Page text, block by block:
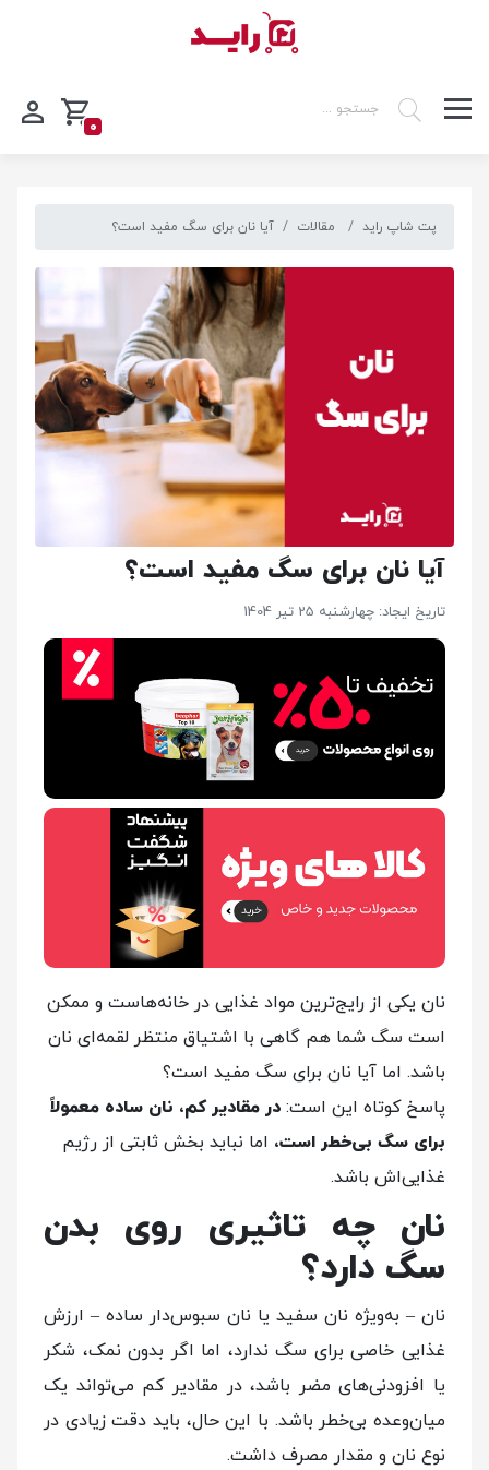
0
پت شاپ راید مقالات آیا نان برای سگ مفید است؟
آیا نان برای سگ مفید است؟
تاریخ ایجاد: چهارشنبه 25 تیر 1404
نان یکی از رایج‌ترین مواد غذایی در خانه‌هاست و ممکن
است سگ شما هم گاهی با اشتیاق منتظر لقمه‌ای نان
باشد. اما آیا نان برای سگ مفید است؟
پاسخ کوتاه این است: در مقادیر کم، نان ساده معمولاً
برای سگ بی‌خطر است، اما نباید بخش ثابتی از رژیم
غذایی‌اش باشد.
نان چه تاثیری روی بدن
سگ دارد؟
نان – به‌ویژه نان سفید یا نان سبوس‌دار ساده – ارزش
غذایی خاصی برای سگ ندارد، اما اگر بدون نمک، شکر
یا افزودنی‌های مضر باشد، در مقادیر کم می‌تواند یک
میان‌وعده بی‌خطر باشد. با این حال، باید دقت زیادی در
نوع نان و مقدار مصرف داشت.